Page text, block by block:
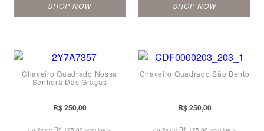
SHOP NOW SHOP NOW
Chaveiro Quadrado Nossa
Senhora Das Graças
R$ 250,00
Chaveiro Quadrado São Bento
R$ 250,00